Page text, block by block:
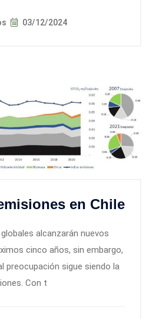
03/12/2024
en Chile
alcanzarán nuevos
cinco años, sin embargo,
preocupación sigue siendo la
Con t